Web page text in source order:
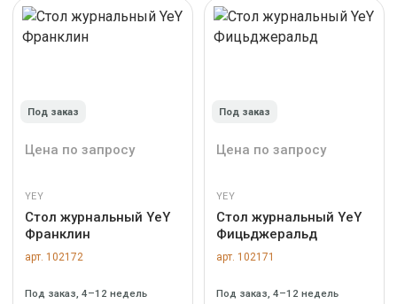
Под заказ
Цена по запросу
YEY
Стол журнальный YeY
Франклин
арт. 102172
Под заказ, 4–12 недель
Под заказ
Цена по запросу
YEY
Стол журнальный YeY
Фицьджеральд
арт. 102171
Под заказ, 4–12 недель